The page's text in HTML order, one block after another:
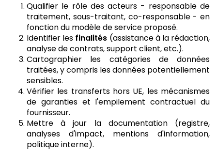
Qualifier le rôle des acteurs - responsable de
traitement, sous-traitant, co-responsable - en
fonction du modèle de service proposé.
Identifier les finalités (assistance à la rédaction,
analyse de contrats, support client, etc.).
Cartographier les catégories de données
traitées, y compris les données potentiellement
sensibles.
Vérifier les transferts hors UE, les mécanismes
de garanties et l'empilement contractuel du
fournisseur.
Mettre à jour la documentation (registre,
analyses d'impact, mentions d'information,
politique interne).